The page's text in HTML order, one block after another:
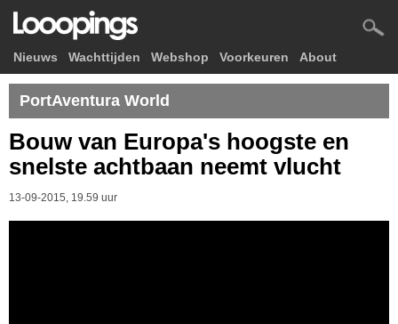
Nieuws Wachttijden Webshop Voorkeuren About
PortAventura World
Bouw van Europa's hoogste en
snelste achtbaan neemt vlucht
13-09-2015, 19.59 uur